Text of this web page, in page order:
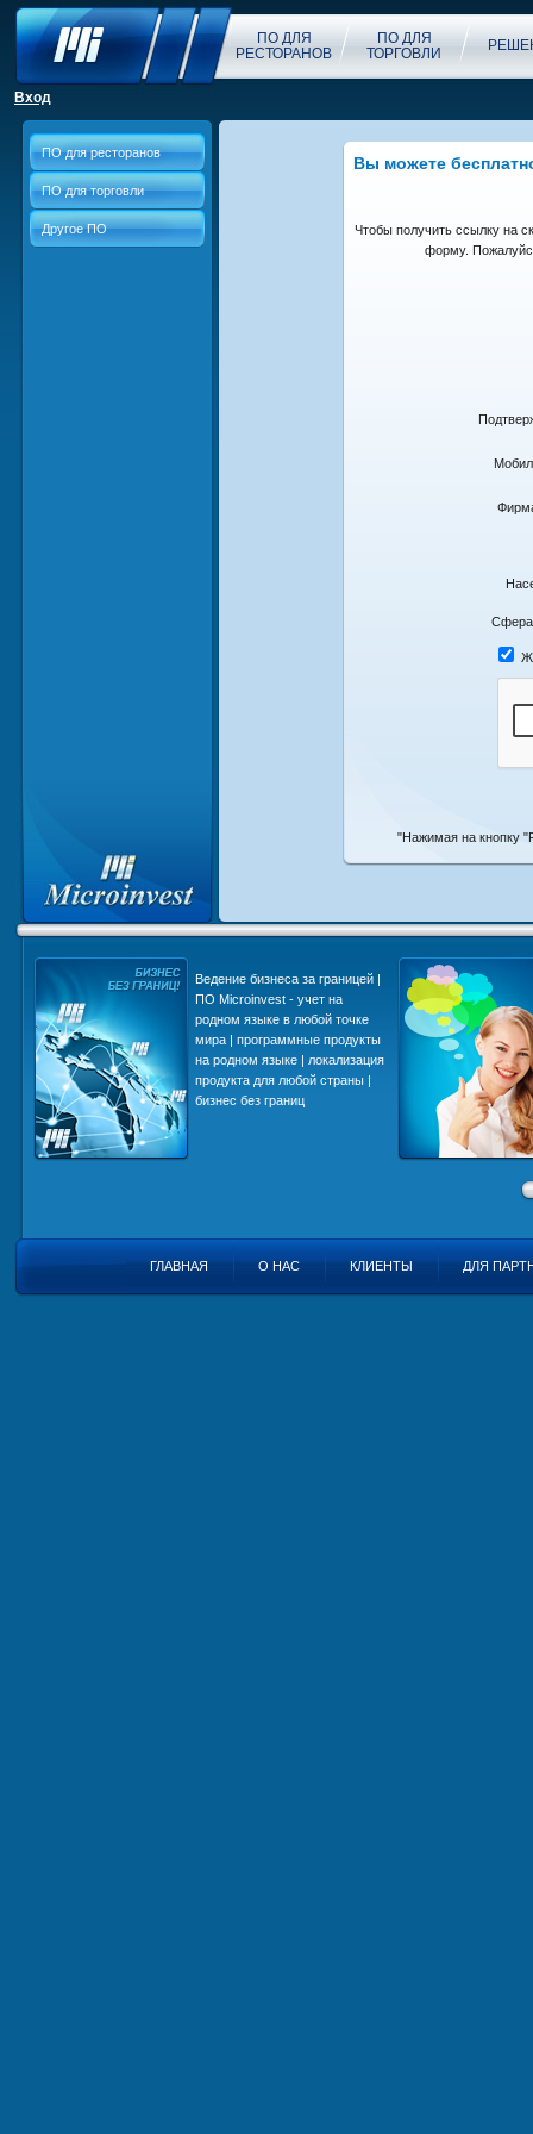
ПО ДЛЯ
РЕСТОРАНОВ
ПО ДЛЯ
ТОРГОВЛИ
Вход
ПО для ресторанов
ПО для торговли
Другое ПО
Вы можете
Чтобы получить ссылку на
форму.
Сфера
"Нажимая на кнопку
Ведение бизнеса за границей |
ПО Microinvest - учет на
родном языке в любой точке
мира | программные продукты
на родном языке | локализация
продукта для любой страны |
бизнес без границ
ГЛАВНАЯ О НАС КЛИЕНТЫ ДЛЯ